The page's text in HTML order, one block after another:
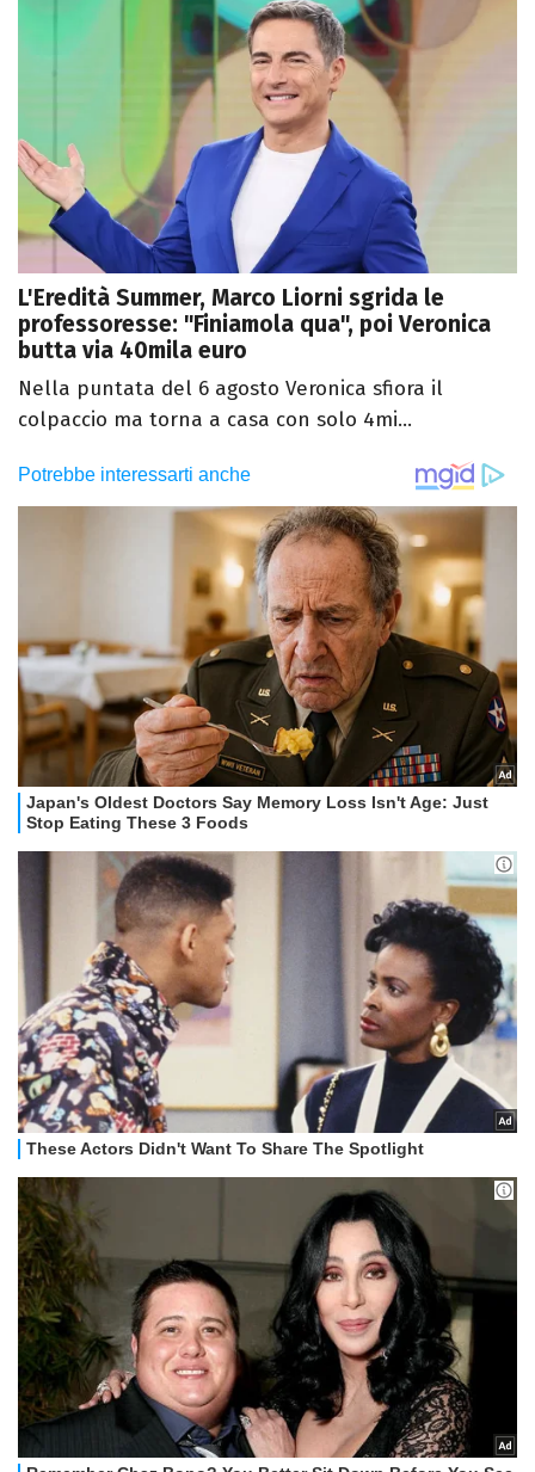
L'Eredità Summer, Marco Liorni sgrida le
professoresse: "Finiamola qua", poi Veronica
butta via 40mila euro
Nella puntata del 6 agosto Veronica sfiora il
colpaccio ma torna a casa con solo 4mi...